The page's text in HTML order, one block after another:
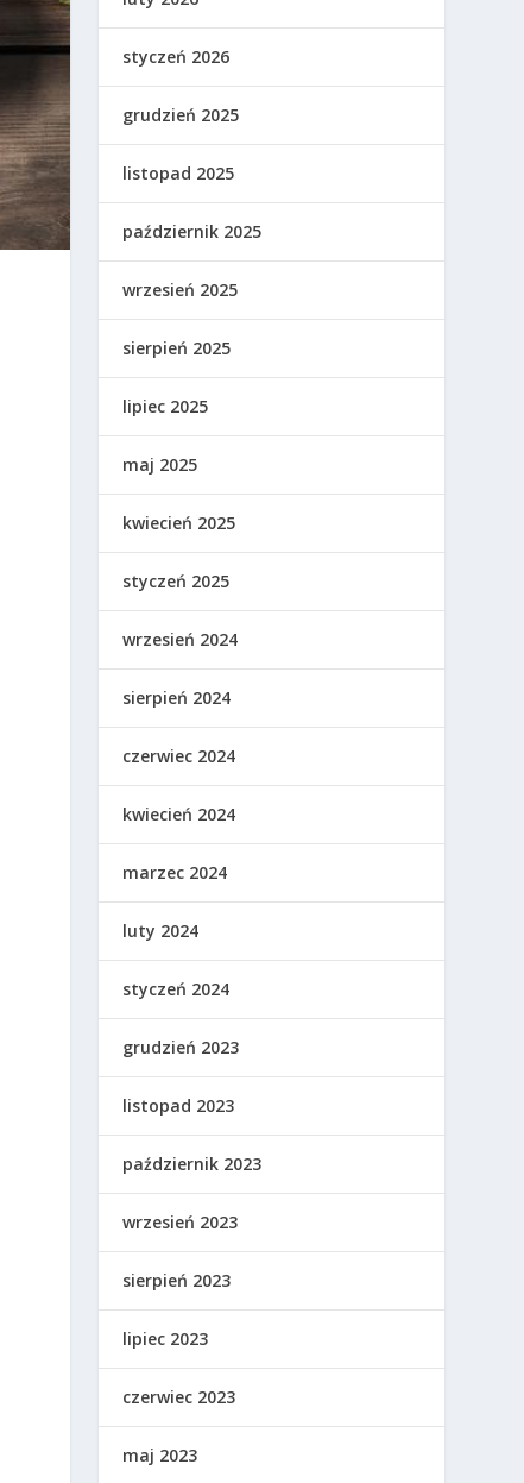
styczeń 2026
grudzień 2025
listopad 2025
październik 2025
wrzesień 2025
sierpień 2025
lipiec 2025
maj 2025
kwiecień 2025
styczeń 2025
wrzesień 2024
sierpień 2024
czerwiec 2024
kwiecień 2024
marzec 2024
luty 2024
styczeń 2024
grudzień 2023
listopad 2023
październik 2023
wrzesień 2023
sierpień 2023
lipiec 2023
czerwiec 2023
maj 2023